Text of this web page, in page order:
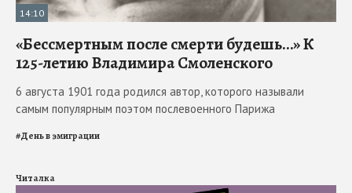
14:10
«Бессмертным после смерти будешь…» К
125-летию Владимира Смоленского
6 августа 1901 года родился автор, которого называли
самым популярным поэтом послевоенного Парижа
#День в эмиграции
Читалка